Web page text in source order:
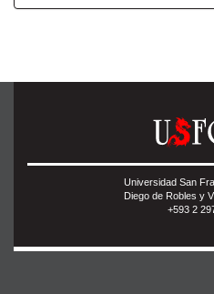
Universidad San
Diego de Robles y
+593 2